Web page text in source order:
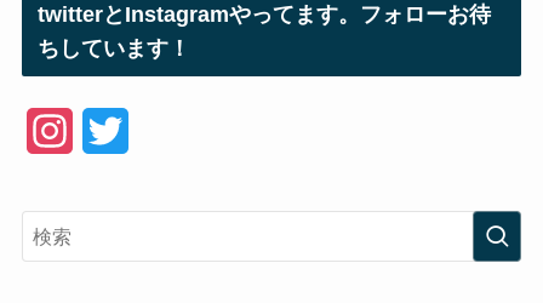
twitterとInstagramやってます。フォローお待
ちしています！
t t